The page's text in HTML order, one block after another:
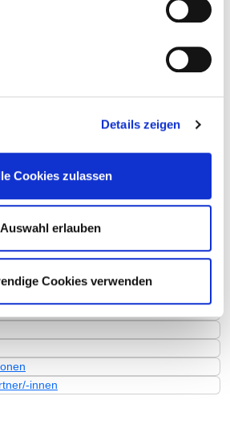
Details zeigen
Cookies zulassen
Auswahl erlauben
Cookies verwenden
Leistungen der Fachabteilung
DRG-Fälle erbracht: N05N 3
zur Fachabteilung
Leistungen des
alle Fachabteilungen
innen